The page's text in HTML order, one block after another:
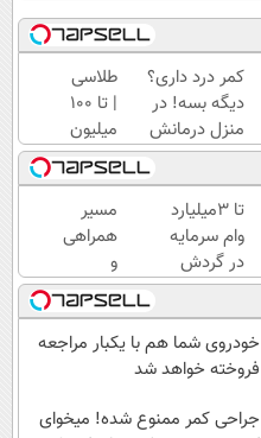
کمر درد داری؟
دیگه بسه! در
منزل درمانش
کن
(◀پرسش‌نامه)
طلاسی
| تا 100
میلیون
وام
آنی
خرید
طلا💰
ثبت
نام
کن!
تا 3میلیارد
وام سرمایه
در گردش
=>
فروشگاهت
رو ثبت کن
مسیر
همراهی
و
گزارش
عملکرد
گروه
۱۴۰۴
خودروی شما هم با یکبار مراجعه
فروخته خواهد شد
جراحی کمر ممنوع شده! میخوای